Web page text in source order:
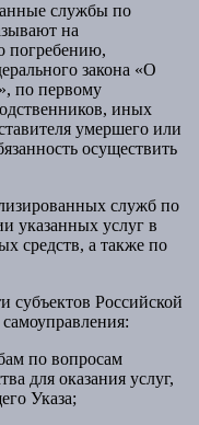
службы по
на
погребению,
закона «О
по первому
иных
умершего или
осуществить
служб по
указанных услуг в
средств, а также по
субъектов Российской
по вопросам
для оказания услуг,
Указа;